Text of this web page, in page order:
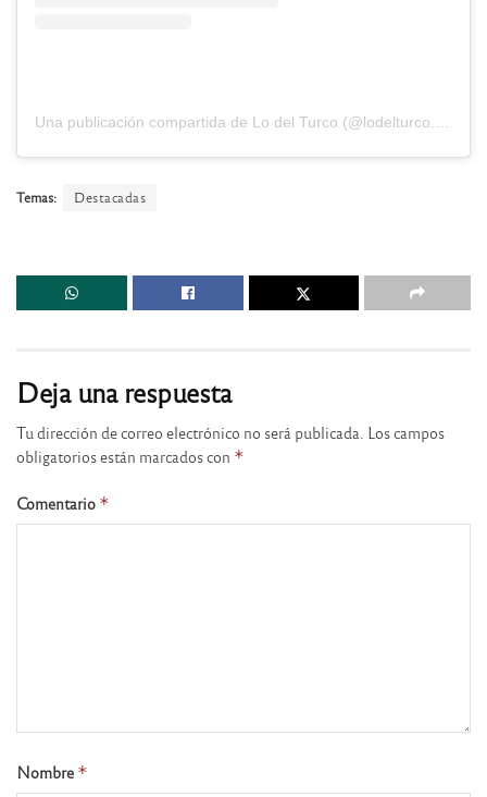
Temas: Destacadas
Deja una respuesta
Tu dirección de correo electrónico no será publicada. Los campos
obligatorios están marcados con *
Comentario *
Nombre *